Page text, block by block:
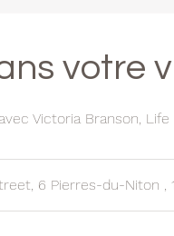
votre
Victoria Branson, Life
6 Pierres-du-Niton ,